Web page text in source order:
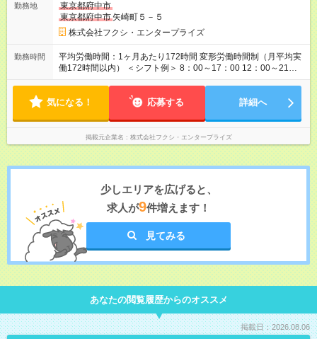
用期間あり 試用期間の長さ：3ヶ月 雇用形態、給与は本採用時
と同じです。
勤務地
東京都府中市
東京都府中市矢崎町５－５
株式会社フクシ・エンタープライズ
勤務時間
平均労働時間：1ヶ月あたり172時間 変形労働時間制（月平均実
働172時間以内） ＜シフト例＞ 8：00～17：00 12：00～21：
00 ※原則、固定シフトではありませんが、時間帯についてもご
間制（月平均実働172時間以内） ＜シフト例＞ 8：00～17：00
についてもご相談ください。
気になる！ 応募する 詳細へ
掲載元企業名 株式会社フクシ・エンタープライズ
少しエリアを広げると、
求人が9件増えます！
見てみる
あなたの閲覧履歴からのオススメ
掲載日：2026.08.06